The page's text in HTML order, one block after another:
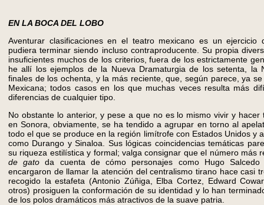
EN LA BOCA DEL LOBO
Aventurar clasificaciones en el teatro mexicano es un ejercicio
pudiera terminar siendo incluso contraproducente. Su propia
insuficientes muchos de los criterios, fuera de los estrictamente
he allí los ejemplos de la Nueva Dramaturgia de los setenta, la
finales de los ochenta, y la más reciente, que, según parece, ya
Mexicana; todos casos en los que muchas veces resulta más
diferencias de cualquier tipo.
No obstante lo anterior, y pese a que no es lo mismo vivir y hacer
en Sonora, obviamente, se ha tendido a agrupar en torno al
todo el que se produce en la región limítrofe con Estados Unidos y
como Durango y Sinaloa. Sus lógicas coincidencias temáticas
su riqueza estilística y formal; valga consignar que el número más
de gatoda cuenta de cómo personajes como Hugo
encargaron de llamar la atención del centralismo tirano hace casi
recogido la estafeta (Antonio Zúñiga, Elba Cortez, Edward
otros) prosiguen la conformación de su identidad y lo han
de los polos dramáticos más atractivos de la suave patria.